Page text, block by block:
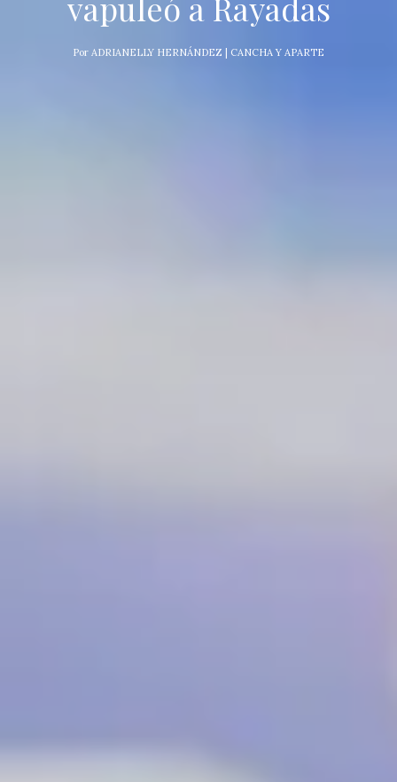
Por ADRIANELLY HERNÁNDEZ | CANCHA Y APARTE